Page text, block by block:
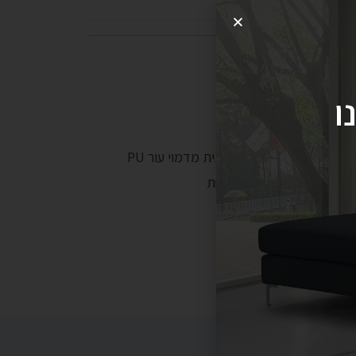
כורסת המתנה אופנתית מדמוי עור
מתייחס לכורסא בודדת אחת